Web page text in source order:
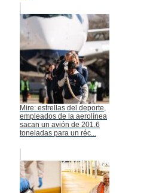
Mire: estrellas del deporte,
empleados de la aerolínea
sacan un avión de 201.6
toneladas para un réc...